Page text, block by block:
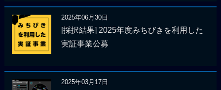
2025年06月30日
[採択結果] 2025年度みちびきを利用した
実証事業公募
2025年03月17日